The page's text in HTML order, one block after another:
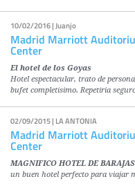
10/02/2016 | Juanjo
Madrid Marriott
Center
El hotel de los Goyas
Hotel espectacular, trato de
bufet completisimo. Repetiria
02/09/2015 | LA ANTONIA
Madrid Marriott
Center
MAGNIFICO HOTEL DE BARAJAS
un buen hotel perfecto para viajar